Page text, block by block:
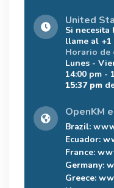
United
Si
llame al +1
Horario de
Lunes -
14:00 pm -
15:37 pm
OpenKM
Brazil:
Ecuador:
France:
Germany:
Greece: